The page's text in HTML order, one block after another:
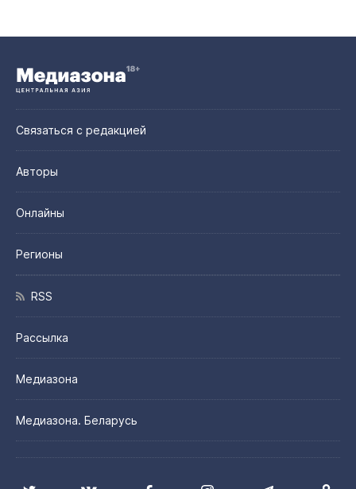
Связаться с редакцией
Авторы
Онлайны
Регионы
RSS
Рассылка
Медиазона
Медиазона. Беларусь